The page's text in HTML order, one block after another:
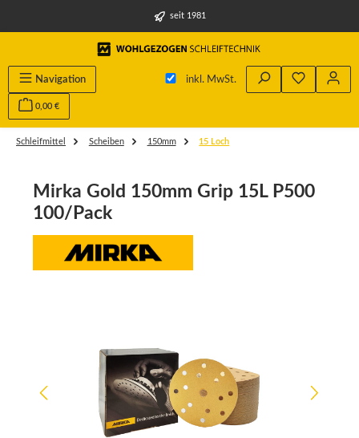
seit 1981
Navigation inkl. MwSt.
0,00 €
Schleifmittel Scheiben 150mm 15 Loch
Mirka Gold 150mm Grip 15L P500
100/Pack